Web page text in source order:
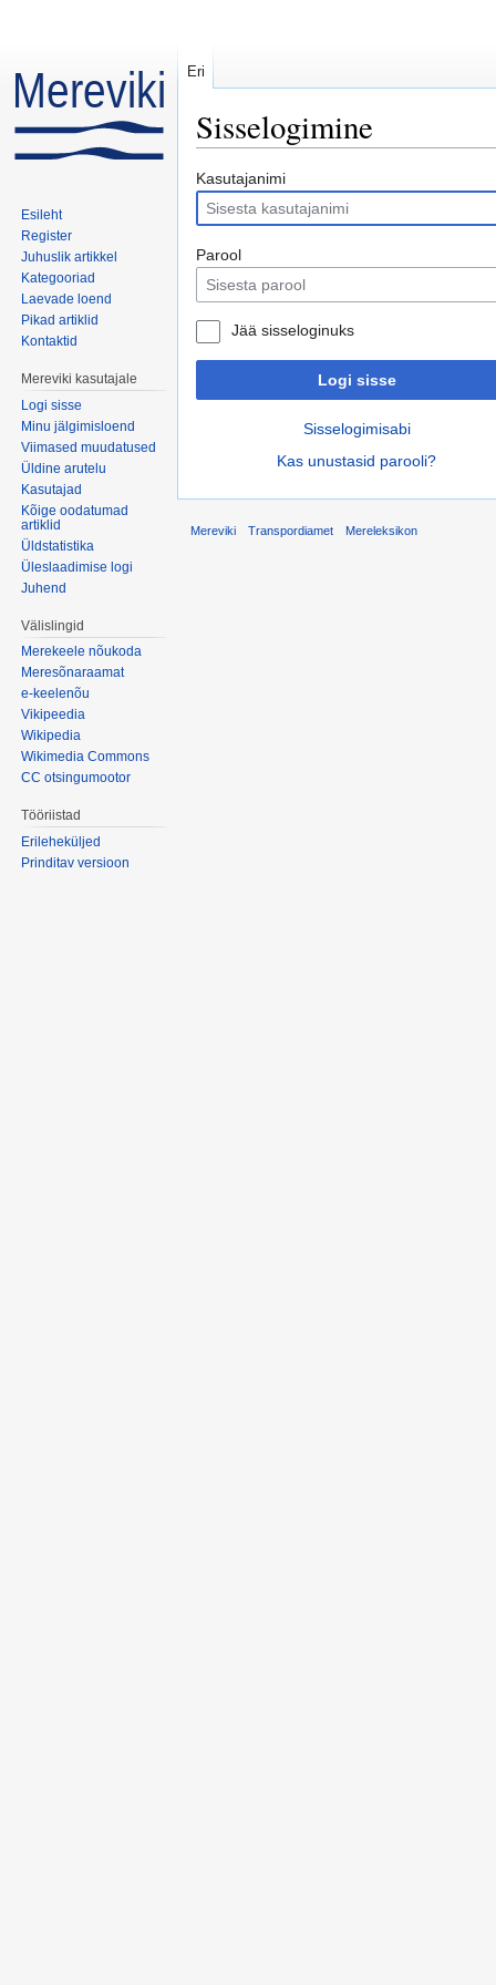
Sisselogimine
Kasutajanimi
Parool
Jää sisseloginuks
Logi sisse
Sisselogimisabi
Kas unustasid parooli?
Eri
Esileht
Register
Juhuslik artikkel
Kategooriad
Laevade loend
Pikad artiklid
Kontaktid
Mereviki kasutajale
Logi sisse
Minu jälgimisloend
Viimased muudatused
Üldine arutelu
Kasutajad
Kõige oodatumad
artiklid
Üldstatistika
Üleslaadimise logi
Juhend
Välislingid
Merekeele nõukoda
Meresõnaraamat
e-keelenõu
Vikipeedia
Wikipedia
Wikimedia Commons
CC otsingumootor
Tööriistad
Erileheküljed
Prinditav versioon
Mereviki Transpordiamet Mereleksikon